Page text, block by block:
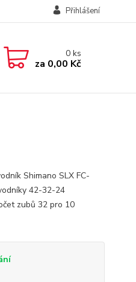
Přihlášení
0ks
za 0,00 Kč
Shimano SLX FC-
42-32-24
zubů 32 pro 10